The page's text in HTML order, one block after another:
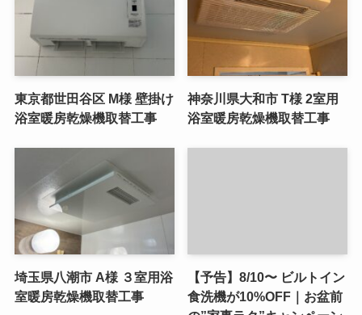
東京都世田谷区 M様 壁掛け
浴室暖房乾燥機取替工事
神奈川県大和市 T様 2室用
浴室暖房乾燥機取替工事
埼玉県八潮市 A様 ３室用浴
室暖房乾燥機取替工事
【予告】8/10〜 ビルトイン
食洗機が10%OFF｜お盆前